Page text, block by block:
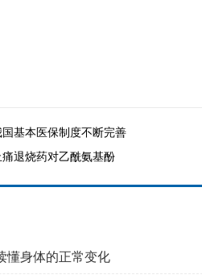
基本医保制度不断完善
退烧药对乙酰氨基酚
懂身体的正常变化